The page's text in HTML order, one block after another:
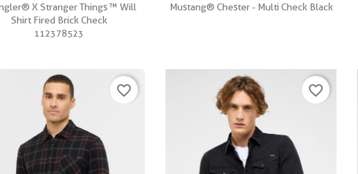
X Stranger Things ™ Will
Shirt Fired Brick Check
112378523
Mustang® Chester - Multi Check Black
favorite_border favorite_border